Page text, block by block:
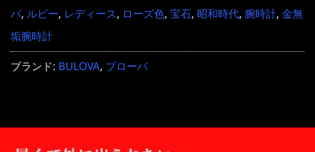
バ, ルビー, レディース, ローズ色, 宝石, 昭和時代, 腕時計, 金無
垢腕時計
ブランド: BULOVA, ブローバ